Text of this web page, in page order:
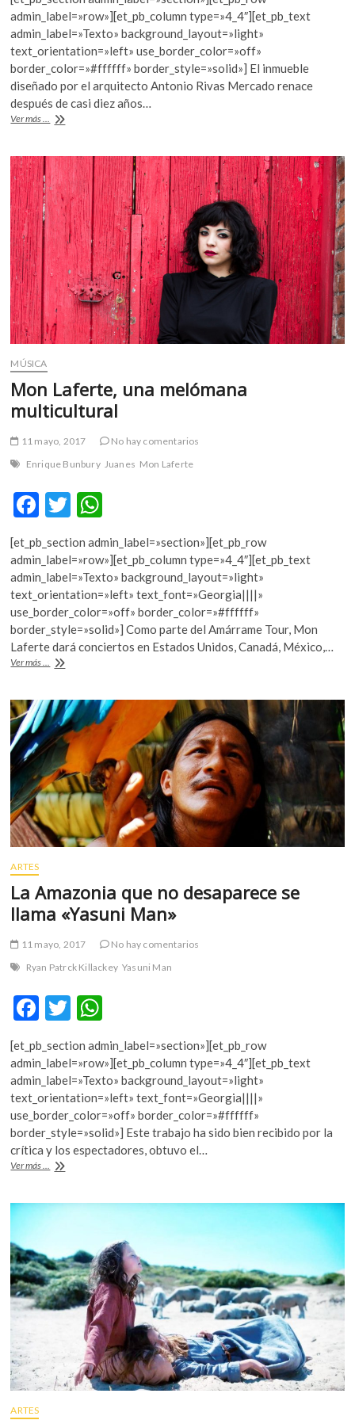
e
b
o
o
k
itt
er
at
s
A
p
p
admin_label=»row»][et_pb_column type=»4_4″][et_pb_text
admin_label=»Texto» background_layout=»light»
text_orientation=»left» use_border_color=»off»
border_color=»#ffffff» border_style=»solid»] El inmueble
diseñado por el arquitecto Antonio Rivas Mercado renace
después de casi diez años…
Ver más ... Rescate
Casa
Rivas
Mercado
(galería)
MÚSICA
Mon Laferte, una melómana
multicultural
11 mayo, 2017
No hay comentarios
Enrique Bunbury Juanes Mon Laferte
F
e
b
o
o
k
T
w
itt
er
h
at
s
A
p
p
[et_pb_section admin_label=»section»][et_pb_row
admin_label=»row»][et_pb_column type=»4_4″][et_pb_text
admin_label=»Texto» background_layout=»light»
text_orientation=»left» text_font=»Georgia||||»
use_border_color=»off» border_color=»#ffffff»
border_style=»solid»] Como parte del Amárrame Tour, Mon
Laferte dará conciertos en Estados Unidos, Canadá, México,…
Ver más ... Mon
melómana
multicultural
ARTES
La Amazonia que no desaparece se
llama «Yasuni Man»
11 mayo, 2017
No hay comentarios
Ryan Patrck Killackey Yasuni Man
F
e
b
o
o
k
T
w
itt
er
h
at
s
A
p
p
[et_pb_section admin_label=»section»][et_pb_row
admin_label=»row»][et_pb_column type=»4_4″][et_pb_text
admin_label=»Texto» background_layout=»light»
text_orientation=»left» text_font=»Georgia||||»
use_border_color=»off» border_color=»#ffffff»
border_style=»solid»] Este trabajo ha sido bien recibido por la
crítica y los espectadores, obtuvo el…
Ver más ...
La
no
«Yasuni
Man»
ARTES